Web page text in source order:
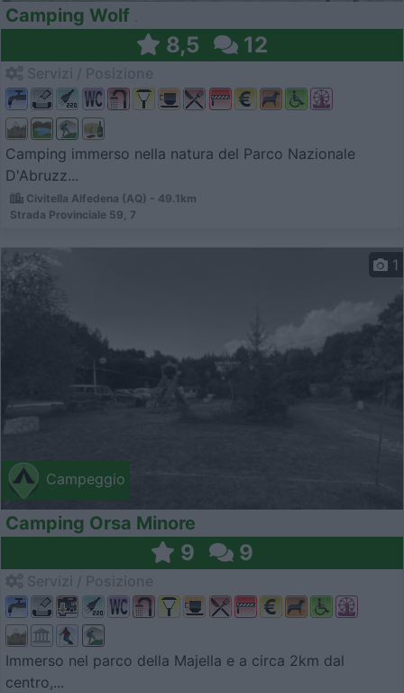
Camping Wolf
8,5 12
Camping immerso nella natura del Parco Nazionale
D'Abruzz...
Civitella Alfedena (AQ) - 49.1km
Strada Provinciale 59, 7
Campeggio
1
Camping Orsa Minore
9 9
Immerso nel parco della Majella e a circa 2km dal
centro,...